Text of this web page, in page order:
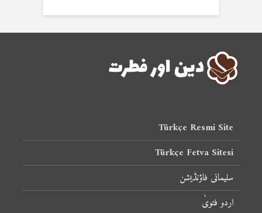
Türkçe Resmi Site
Türkçe Fetva Sitesi
سلیمانی فاؤنڈیشن
اردو فتویٰ